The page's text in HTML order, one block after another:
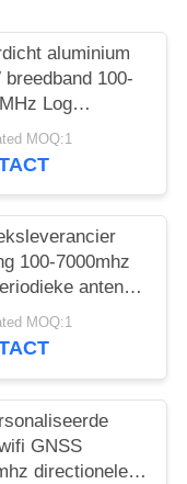
aluminium
breedband 100-
Log
antenne
MOQ:1
100-7000mhz
antenne
MOQ:1
GNSS
directionele